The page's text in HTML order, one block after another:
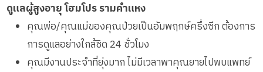
ดูแลผู้สูงอายุ โฮมโปร รามคำแหง
คุณพ่อ/คุณแม่ของคุณป่วยเป็นอัมพฤกษ์ครึ่งซีก ต้องการ
การดูแลอย่างใกล้ชิด 24 ชั่วโมง
คุณมีงานประจำที่ยุ่งมาก ไม่มีเวลาพาคุณยายไปพบแพทย์